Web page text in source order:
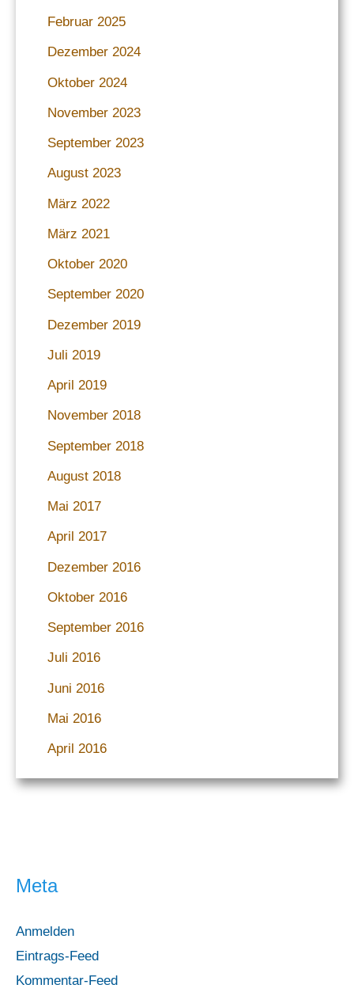
Februar 2025
Dezember 2024
Oktober 2024
November 2023
September 2023
August 2023
März 2022
März 2021
Oktober 2020
September 2020
Dezember 2019
Juli 2019
April 2019
November 2018
September 2018
August 2018
Mai 2017
April 2017
Dezember 2016
Oktober 2016
September 2016
Juli 2016
Juni 2016
Mai 2016
April 2016
Meta
Anmelden
Eintrags-Feed
Kommentar-Feed